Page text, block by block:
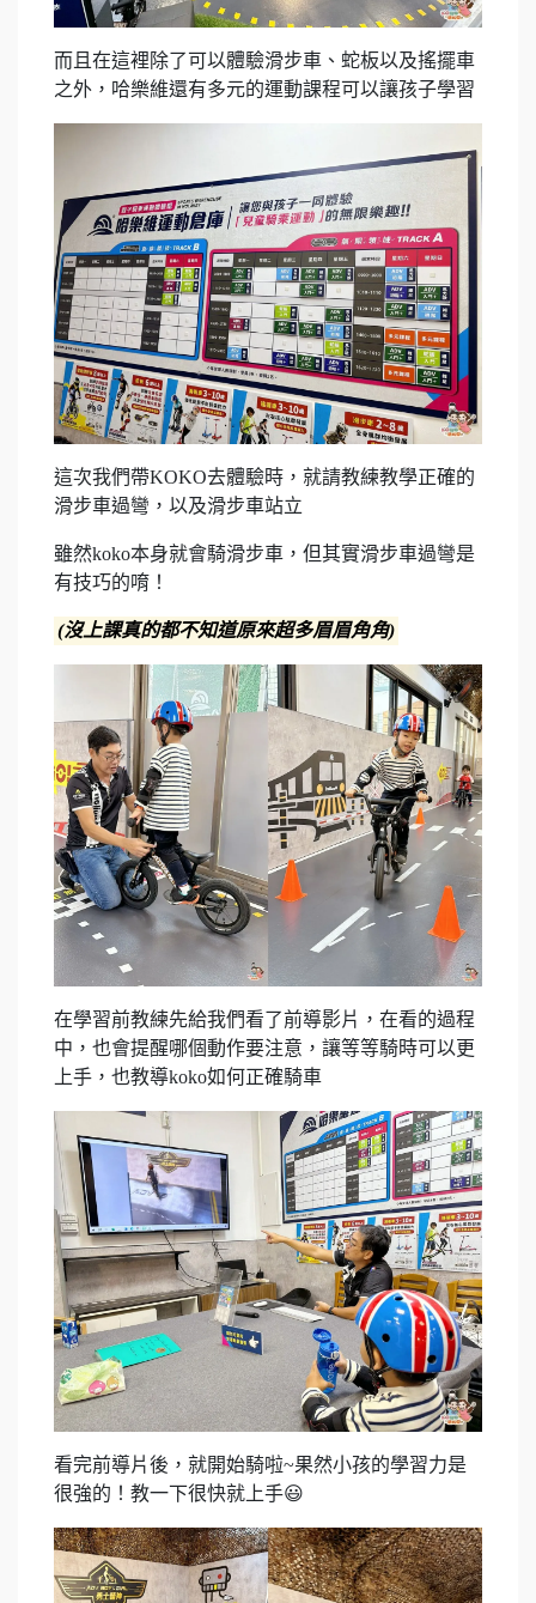
而且在這裡除了可以體驗滑步車、蛇板以及搖擺車
之外，哈樂維還有多元的運動課程可以讓孩子學習
這次我們帶KOKO去體驗時，就請教練教學正確的
滑步車過彎，以及滑步車站立
雖然koko本身就會騎滑步車，但其實滑步車過彎是
有技巧的唷！
(沒上課真的都不知道原來超多眉眉角角)
在學習前教練先給我們看了前導影片，在看的過程
中，也會提醒哪個動作要注意，讓等等騎時可以更
上手，也教導koko如何正確騎車
看完前導片後，就開始騎啦~果然小孩的學習力是
很強的！教一下很快就上手😃